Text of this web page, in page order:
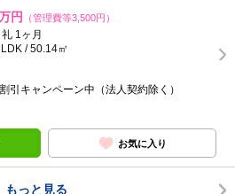
円 （管理費等3,500円）
1ヶ月
/ 50.14㎡
引キャンペーン中（法人契約除く）
お気に入り
もっと見る